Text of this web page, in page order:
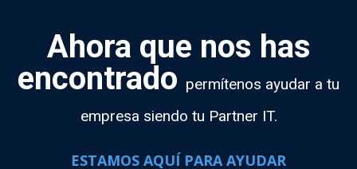
Ahora que nos has
encontrado permítenos ayudar a tu
empresa siendo tu Partner IT.
ESTAMOS AQUÍ PARA AYUDAR